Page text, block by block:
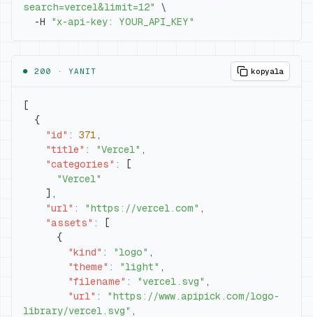
search=vercel&limit=12"
\
  -H
"x-api-key: YOUR_API_KEY"
● 200 · YANIT kopyala
[
{
"id" : 371 ,
"title" : "Vercel" ,
"categories" :
[
"Vercel"
] ,
"url" : "https://vercel.com" ,
"assets" :
[
{
"kind" : "logo" ,
"theme" : "light" ,
"filename" : "vercel.svg" ,
"url" :
"https://www.apipick.com/logo-
library/vercel.svg" ,